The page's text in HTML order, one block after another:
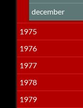
december
1975
1976
1977
1978
1979